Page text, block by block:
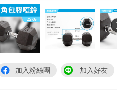
加入粉絲團 加入好友